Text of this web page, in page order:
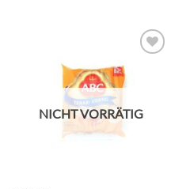
Wunschliste
hinzufügen
NICHT VORRÄTIG